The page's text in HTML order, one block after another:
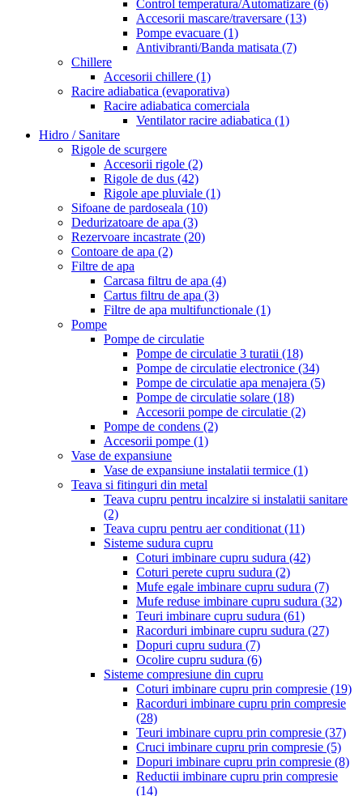
Control temperatura/Automatizare (6)
Accesorii mascare/traversare (13)
Pompe evacuare (1)
Antivibranti/Banda matisata (7)
Chillere
Accesorii chillere (1)
Racire adiabatica (evaporativa)
Racire adiabatica comerciala
Ventilator racire adiabatica (1)
Hidro / Sanitare
Rigole de scurgere
Accesorii rigole (2)
Rigole de dus (42)
Rigole ape pluviale (1)
Sifoane de pardoseala (10)
Dedurizatoare de apa (3)
Rezervoare incastrate (20)
Contoare de apa (2)
Filtre de apa
Carcasa filtru de apa (4)
Cartus filtru de apa (3)
Filtre de apa multifunctionale (1)
Pompe
Pompe de circulatie
Pompe de circulatie 3 turatii (18)
Pompe de circulatie electronice (34)
Pompe de circulatie apa menajera (5)
Pompe de circulatie solare (18)
Accesorii pompe de circulatie (2)
Pompe de condens (2)
Accesorii pompe (1)
Vase de expansiune
Vase de expansiune instalatii termice (1)
Teava si fitinguri din metal
Teava cupru pentru incalzire si instalatii sanitare
(2)
Teava cupru pentru aer conditionat (11)
Sisteme sudura cupru
Coturi imbinare cupru sudura (42)
Coturi perete cupru sudura (2)
Mufe egale imbinare cupru sudura (7)
Mufe reduse imbinare cupru sudura (32)
Teuri imbinare cupru sudura (61)
Racorduri imbinare cupru sudura (27)
Dopuri cupru sudura (7)
Ocolire cupru sudura (6)
Sisteme compresiune din cupru
Coturi imbinare cupru prin compresie (19)
Racorduri imbinare cupru prin compresie
(28)
Teuri imbinare cupru prin compresie (37)
Cruci imbinare cupru prin compresie (5)
Dopuri imbinare cupru prin compresie (8)
Reductii imbinare cupru prin compresie
(14)